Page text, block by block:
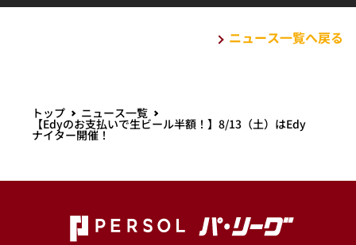
ニュース一覧へ戻る
トップ ニュース一覧
【Edyのお支払いで生ビール半額！】8/13（土）はEdy
ナイター開催！